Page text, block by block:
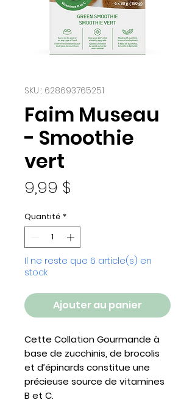
SKU : 628693765251
Faim Museau
- Smoothie
vert
9,99 $
Quantité *
Il ne reste que 6 article(s) en
stock
Ajouter au panier
Cette Collation Gourmande à
base de zucchinis, de brocolis
et d’épinards constitue une
précieuse source de vitamines
B et C.